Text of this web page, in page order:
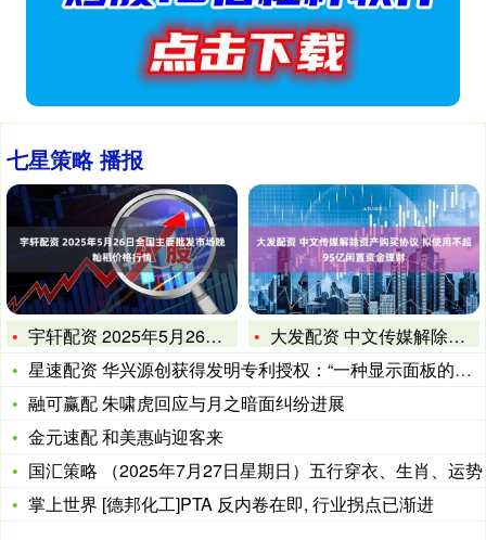
七星策略 播报
宇轩配资 2025年5月26日全国主要批发市场晚籼稻价格行情
大发配资 中文传媒解除资产购买协议 拟使用不超95亿闲置资金
星速配资 华兴源创获得发明专利授权：“一种显示面板的多视角检
融可赢配 朱啸虎回应与月之暗面纠纷进展
金元速配 和美惠屿迎客来
国汇策略 （2025年7月27日星期日）五行穿衣、生肖、运势
掌上世界 [德邦化工]PTA 反内卷在即, 行业拐点已渐进